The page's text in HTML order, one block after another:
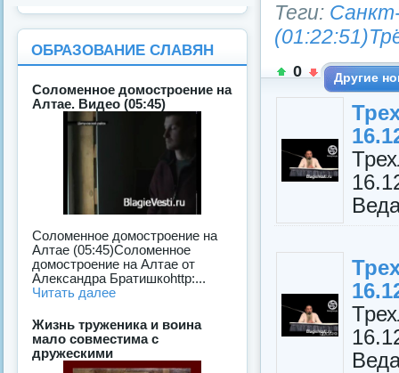
Теги:
0 Другие
ОБРАЗОВАНИЕ СЛАВЯН
Соломенное домостроение на
Алтае. Видео (05:45)
Соломенное домостроение на
Алтае (05:45)Соломенное
домостроение на Алтае от
Александра Братишкоhttp:...
Читать далее
Жизнь труженика и воина
мало совместима с
дружескими